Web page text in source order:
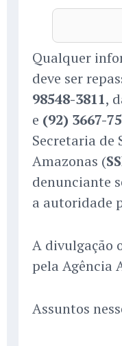
Qualquer
deve ser
98548-3811,
e (92) 3667-
Secretaria de
Amazonas (
denunciante
a autoridade
A divulgação
pela Agência
Assuntos